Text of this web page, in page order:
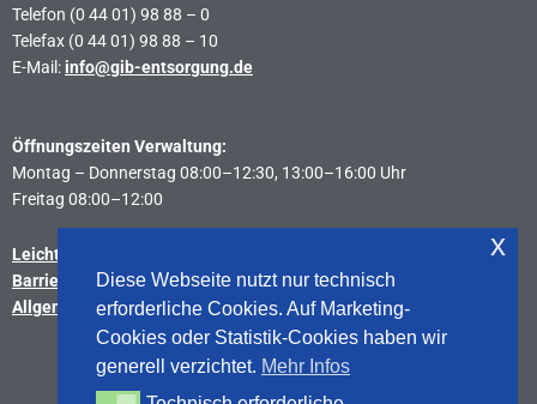
Telefon (0 44 01) 98 88 – 0
Telefax (0 44 01) 98 88 – 10
E-Mail: info@gib-entsorgung.de
Öffnungszeiten Verwaltung:
Montag – Donnerstag 08:00–12:30, 13:00–16:00 Uhr
Freitag 08:00–12:00
Leichte Sprache
Barrierefreiheitserklärung
Allgemeine Geschäftsbedingungen
Diese Webseite nutzt nur technisch
erforderliche Cookies. Auf Marketing-
Cookies oder Statistik-Cookies haben wir
generell verzichtet. Mehr Infos
x